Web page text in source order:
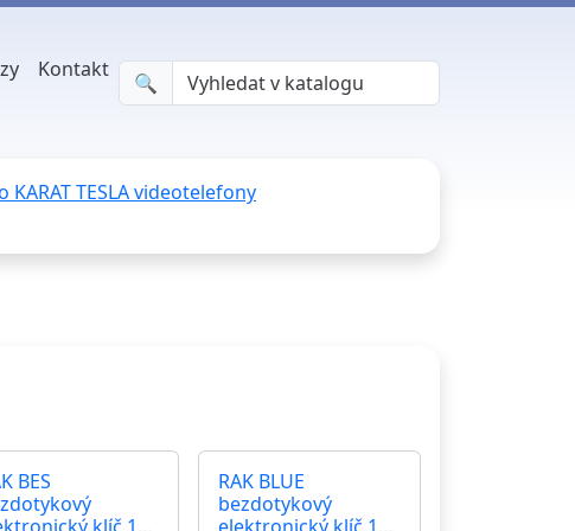
Kontakt
🔍︎
TESLA videotelefony
BES
RAK BLUE
bezdotykový